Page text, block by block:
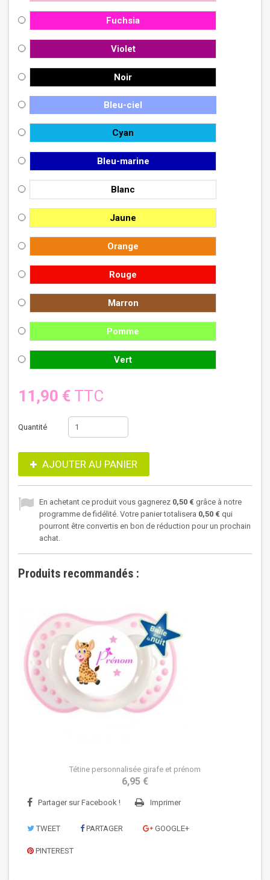
Fuchsia
Violet
Noir
Bleu-ciel
Cyan
Bleu-marine
Blanc
Jaune
Orange
Rouge
Marron
Pomme
Vert
11,90 € TTC
Quantité
AJOUTER AU PANIER
En achetant ce produit vous gagnerez 0,50 € grâce à notre
programme de fidélité. Votre panier totalisera 0,50 € qui
pourront être convertis en bon de réduction pour un prochain
achat.
Produits recommandés :
Tétine personnalisée girafe et prénom
6,95 €
Partager sur Facebook ! Imprimer
TWEET PARTAGER GOOGLE+
PINTEREST